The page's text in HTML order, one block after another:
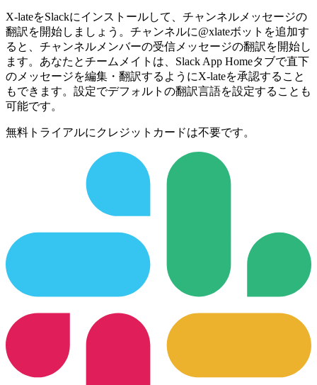
X-lateをSlackにインストールして、チャンネルメッセージの
翻訳を開始しましょう。チャンネルに@xlateボットを追加す
ると、チャンネルメンバーの受信メッセージの翻訳を開始し
ます。あなたとチームメイトは、Slack App Homeタブで直下
のメッセージを編集・翻訳するようにX-lateを承認すること
もできます。設定でデフォルトの翻訳言語を設定することも
可能です。
無料トライアルにクレジットカードは不要です。